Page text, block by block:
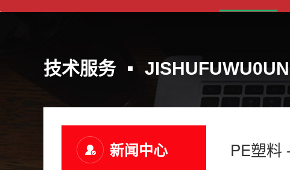
技术服务 JISHUFUWU0UN
新闻中心 PE塑料